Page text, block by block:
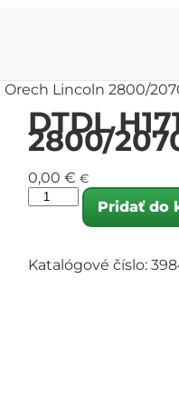
Orech Lincoln 2800/
DTDL
2800/
0,00 € €
Pridať do
Katalógové číslo: